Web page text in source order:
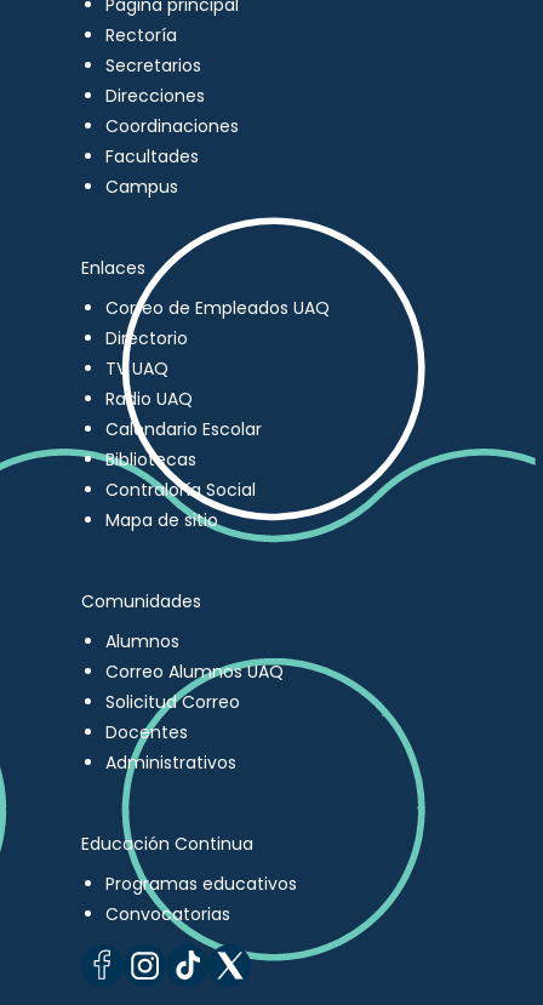
Página principal
Rectoría
Secretarios
Direcciones
Coordinaciones
Facultades
Campus
Enlaces
Correo de Empleados UAQ
Directorio
TV UAQ
Radio UAQ
Calendario Escolar
Bibliotecas
Contraloría Social
Mapa de sitio
Comunidades
Alumnos
Correo Alumnos UAQ
Solicitud Correo
Docentes
Administrativos
Educación Continua
Programas educativos
Convocatorias